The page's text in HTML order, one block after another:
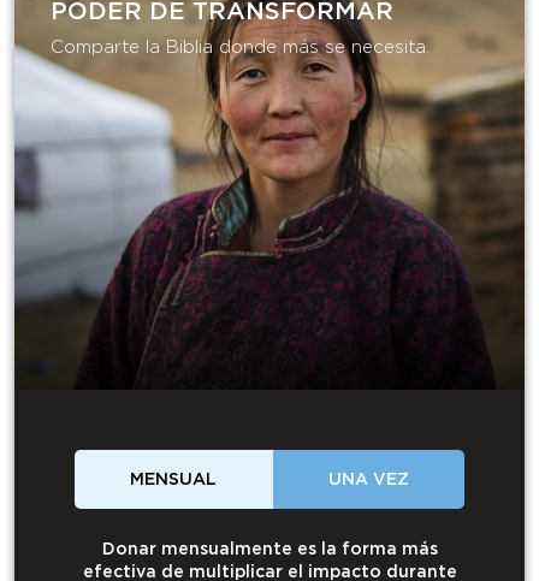
PODER DE TRANSFORMAR​
Comparte la Biblia donde más se necesita.
MENSUAL UNA VEZ
Donar mensualmente es la forma más
efectiva de multiplicar el impacto durante